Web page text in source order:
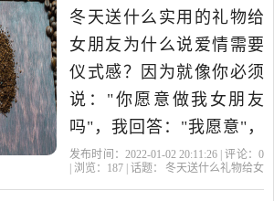
女人送什么礼物显得你很
暖心身边的她睡着了，这
个我心中的天使，想起3
冬天送什么实用的礼物给
女朋友为什么说爱情需要
仪式感？因为就像你必须
说："你愿意做我女朋友
吗"，我回答："我愿意"，
然后我们才能谈恋爱一
发布时间：2022-01-02 20:11:26 | 评论： 0
| 浏览： 187 | 话题：
冬天送什么礼物给女